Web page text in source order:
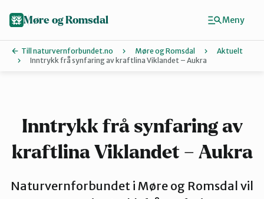
Aure
Kristiansund og Averøy
Møre og Romsdal
Till naturvernforbundet.no Møre og Romsdal
Aktuelt
Inntrykk frå synfaring av kraftlina Viklandet – Aukra
Inntrykk frå synfaring av
kraftlina Viklandet – Aukra
Naturvernforbundet i Møre og Romsdal vil